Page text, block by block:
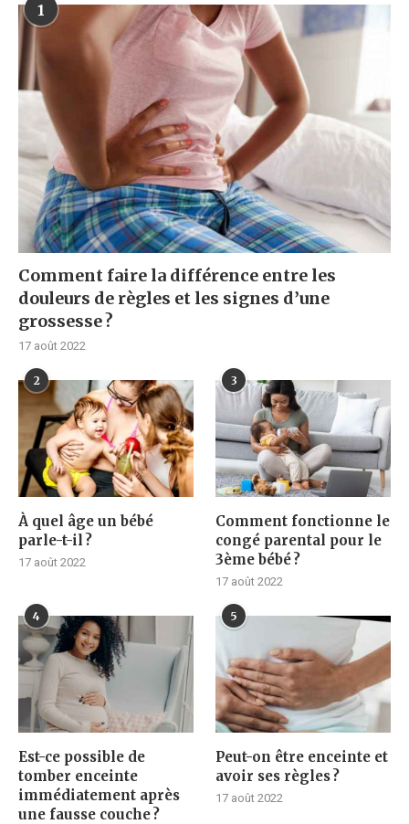
1
Comment faire la différence entre les
douleurs de règles et les signes d’une
grossesse ?
17 août 2022
2
À quel âge un bébé
parle-t-il ?
17 août 2022
3
Comment fonctionne le
congé parental pour le
3ème bébé ?
17 août 2022
4
Est-ce possible de
tomber enceinte
immédiatement après
une fausse couche ?
5
Peut-on être enceinte et
avoir ses règles ?
17 août 2022